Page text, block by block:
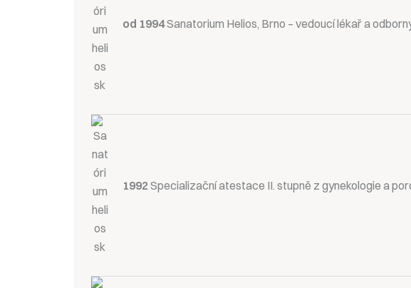
od 1994Sanatorium Helios, Brno – vedoucí lékař a
1992 Specializační atestace II. stupně z gynekologie a